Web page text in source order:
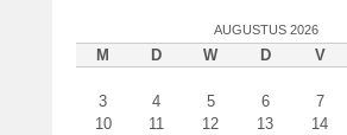
AUGUSTUS 2026
M D W D V
3
4 5 6 7
10
11 12 13 14